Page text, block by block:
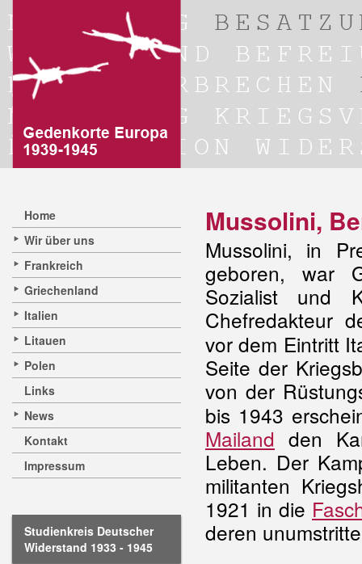
Home
Wir über uns
Frankreich
Griechenland
Italien
Litauen
Polen
Links
News
Kontakt
Impressum
Studienkreis Deutscher
Widerstand 1933 - 1945
Mussolini,
Mussolini, in
geboren, war
Sozialist und
Chefredakteur
vor dem Eintritt
Seite der
von der
bis 1943
Mailand den
Leben. Der
militanten
1921 in die
deren